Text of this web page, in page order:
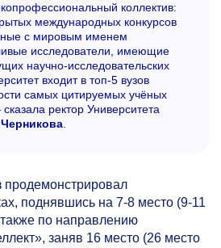
коллектив:
международных конкурсов
с мировым именем
исследователи, имеющие
научно-исследовательских
входит в топ-5 вузов
самых цитируемых учёных
ректор Университета
продемонстрировал
поднявшись на 7-8 место (9-11
по направлению
заняв 16 место (26 место